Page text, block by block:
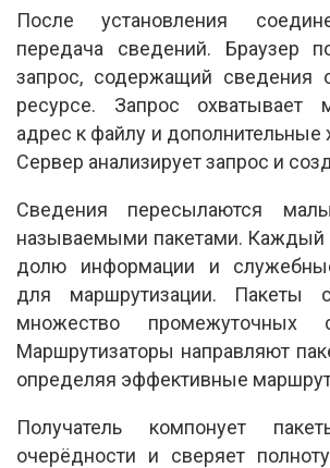
После установления
передача сведений. Браузер
запрос, содержащий сведения
ресурсе. Запрос охватывает
адрес к файлу и дополнительные
Сервер анализирует запрос и
Сведения пересылаются
называемыми пакетами. Каждый
долю информации и
для маршрутизации. Пакеты
множество промежуточных
Маршрутизаторы направляют
определяя эффективные
Получатель компонует
очерёдности и сверяет